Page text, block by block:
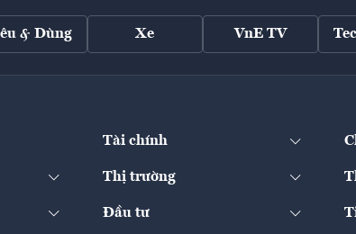
& Dùng Xe VnE TV
Tài chính
Thị trường
Đầu tư